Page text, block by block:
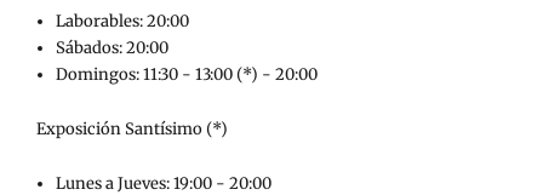
Laborables: 20:00
Sábados: 20:00
Domingos: 11:30 - 13:00 (*) - 20:00
Exposición Santísimo (*)
Lunes a Jueves: 19:00 - 20:00